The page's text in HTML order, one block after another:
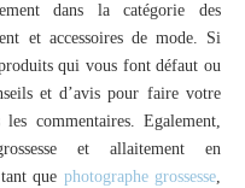
dans la catégorie des
et accessoires de mode. Si
qui vous font défaut ou
et d’avis pour faire votre
commentaires. Egalement,
et allaitement en
que photographe grossesse,